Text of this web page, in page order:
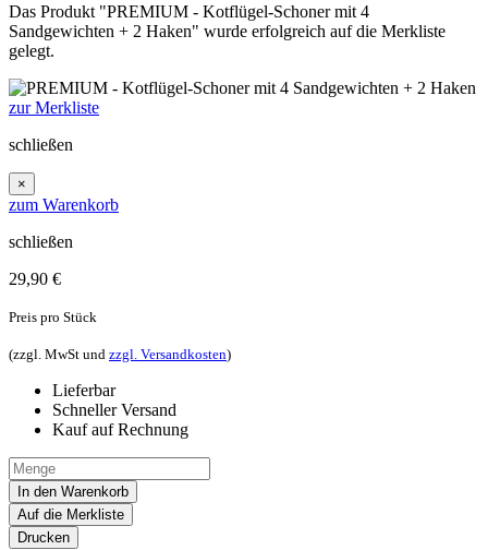
Das Produkt "PREMIUM - Kotflügel-Schoner mit 4
Sandgewichten + 2 Haken" wurde erfolgreich auf die Merkliste
gelegt.
zur Merkliste
schließen
×
zum Warenkorb
schließen
29,90 €
Preis pro Stück
(zzgl. MwSt und zzgl. Versandkosten)
Lieferbar
Schneller Versand
Kauf auf Rechnung
In den Warenkorb
Auf die Merkliste
Drucken